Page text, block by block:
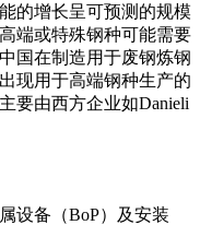
的增长呈可预测的规模
端或特殊钢种可能需要
国在制造用于废钢炼钢
现用于高端钢种生产的
要由西方企业如Danieli
设备（BoP）及安装